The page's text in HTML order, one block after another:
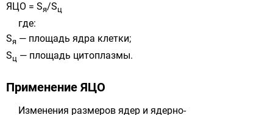
ЯЦО = Sя/Sц
где:
Sя — площадь ядра клетки;
Sц — площадь цитоплазмы.
Применение ЯЦО
Изменения размеров ядер и ядерно-